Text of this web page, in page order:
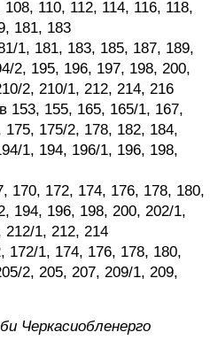
110, 112, 114, 116, 118,
181, 183
1, 181, 183, 185, 187, 189,
2, 195, 196, 197, 198, 200,
2, 210/1, 212, 214, 216
153, 155, 165, 165/1, 167,
175/2, 178, 182, 184,
1, 194, 196/1, 196, 198,
170, 172, 174, 176, 178, 180,
194, 196, 198, 200, 202/1,
212/1, 212, 214
172/1, 174, 176, 178, 180,
2, 205, 207, 209/1, 209,
Черкасиобленерго